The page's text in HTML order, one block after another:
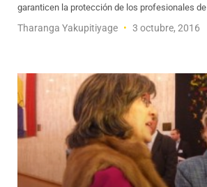
garanticen la protección de los profesionales de
Tharanga Yakupitiyage 3 octubre, 2016